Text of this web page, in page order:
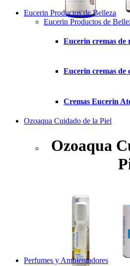
Eucerin Productos de Belleza
Eucerin Productos de
Eucerin cremas de
Eucerin cremas de
Cremas Eucerin
Ozoaqua Cuidado de la Piel
Ozoaqua
Perfumes y Ambientadores